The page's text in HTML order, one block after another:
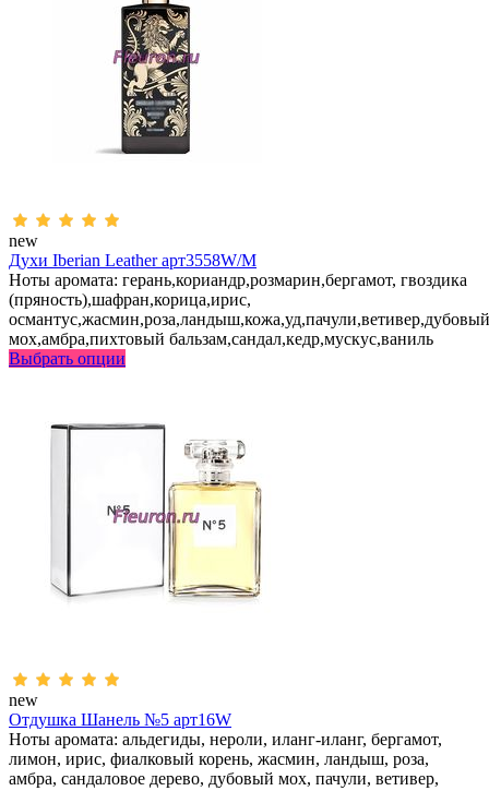
new
Духи Iberian Leather арт3558W/M
Ноты аромата: герань,кориандр,розмарин,бергамот, гвоздика
(пряность),шафран,корица,ирис,
османтус,жасмин,роза,ландыш,кожа,уд,пачули,ветивер,дубовый
мох,амбра,пихтовый бальзам,сандал,кедр,мускус,ваниль
Выбрать опции
new
Отдушка Шанель №5 арт16W
Ноты аромата: альдегиды, нероли, иланг-иланг, бергамот,
лимон, ирис, фиалковый корень, жасмин, ландыш, роза,
амбра, сандаловое дерево, дубовый мох, пачули, ветивер,